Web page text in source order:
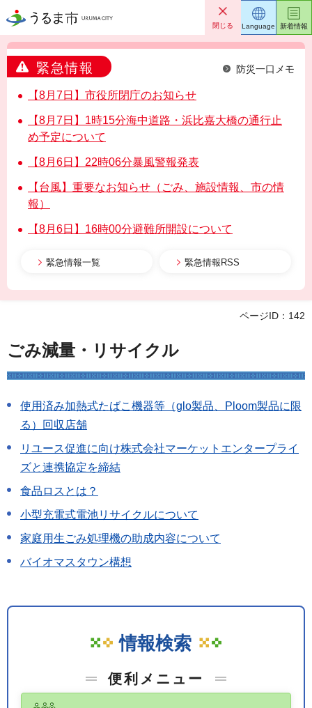
うるま市 閉じる
緊急情報 防災一口メモ
【8月7日】市役所閉庁のお知らせ
【8月7日】1時15分海中道路・浜比嘉大橋の通行止
め予定について
【8月6日】22時06分暴風警報発表
【台風】重要なお知らせ（ごみ、施設情報、市の情
報）
【8月6日】16時00分避難所開設について
緊急情報一覧 緊急情報RSS
Language 新着情報
ページID：142
ごみ減量・リサイクル
使用済み加熱式たばこ機器等（glo製品、Ploom製品に限
る）回収店舗
リユース促進に向け株式会社マーケットエンタープライ
ズと連携協定を締結
食品ロスとは？
小型充電式電池リサイクルについて
家庭用生ごみ処理機の助成内容について
バイオマスタウン構想
情報検索
便利メニュー